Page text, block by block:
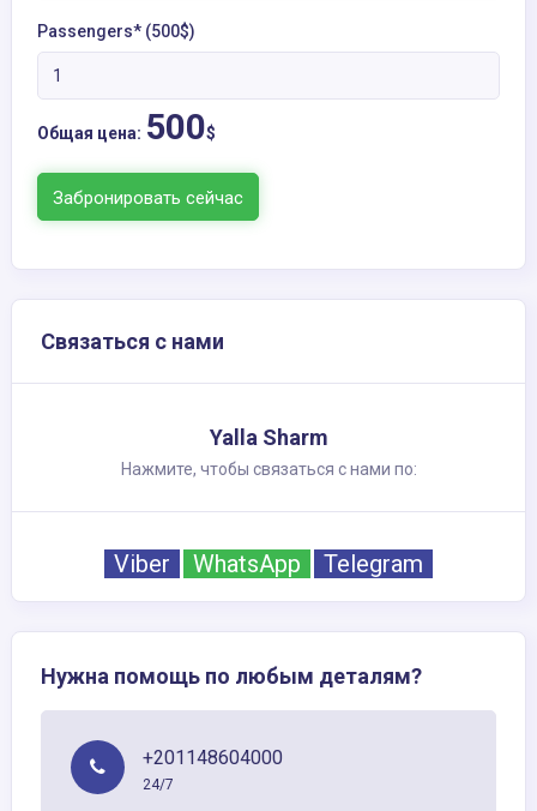
Passengers* (500$)
Общая цена: 500$
Забронировать сейчас
Связаться с нами
Yalla Sharm
Нажмите, чтобы связаться с нами по:
Viber WhatsApp Telegram
Нужна помощь по любым деталям?
+201148604000
24/7